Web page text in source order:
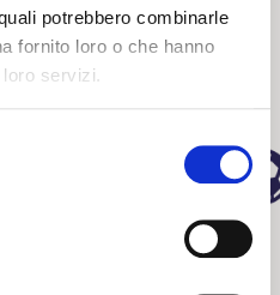
potrebbero combinarle
fornito loro o che hanno
servizi.
I ZUG D’NA